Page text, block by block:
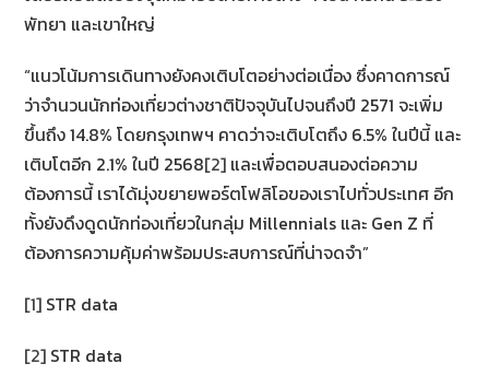
พัทยา และเขาใหญ่
“แนวโน้มการเดินทางยังคงเติบโตอย่างต่อเนื่อง ซึ่งคาดการณ์
ว่าจำนวนนักท่องเที่ยวต่างชาติปัจจุบันไปจนถึงปี 2571 จะเพิ่ม
ขึ้นถึง 14.8% โดยกรุงเทพฯ คาดว่าจะเติบโตถึง 6.5% ในปีนี้ และ
เติบโตอีก 2.1% ในปี 2568[2] และเพื่อตอบสนองต่อความ
ต้องการนี้ เราได้มุ่งขยายพอร์ตโฟลิโอของเราไปทั่วประเทศ อีก
ทั้งยังดึงดูดนักท่องเที่ยวในกลุ่ม Millennials และ Gen Z ที่
ต้องการความคุ้มค่าพร้อมประสบการณ์ที่น่าจดจำ”
[1] STR data
[2] STR data